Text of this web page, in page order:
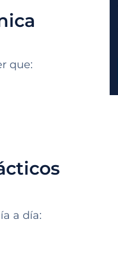
que:
a día: